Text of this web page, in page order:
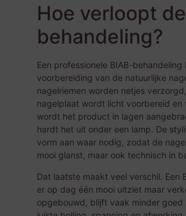
Hoe verloopt de
behandeling?
Een professionele BIAB-
voorbereiding van de natuurlijke
nagelriemen worden netjes
nagelplaat wordt licht voorbereid en
wordt het product in lagen
hardt het uit onder een lamp. De
vorm aan waar nodig, zodat de
mooi glanst, maar ook technisch in
Dat laatste maakt veel verschil. Een
er op dag één mooi uitziet maar
opgebouwd, blijft vaak minder goed